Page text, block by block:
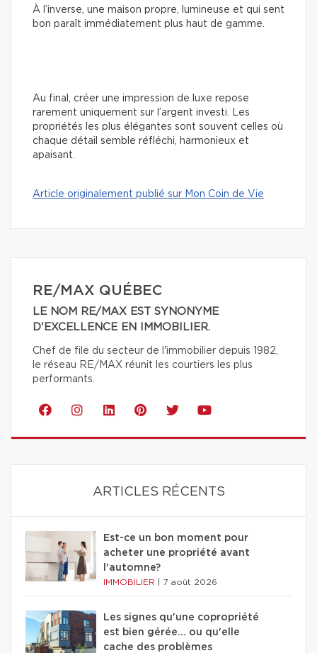
À l’inverse, une maison propre, lumineuse et qui sent
bon paraît immédiatement plus haut de gamme.
Au final, créer une impression de luxe repose
rarement uniquement sur l’argent investi. Les
propriétés les plus élégantes sont souvent celles où
chaque détail semble réfléchi, harmonieux et
apaisant.
Article originalement publié sur Mon Coin de Vie
RE/MAX QUÉBEC
LE NOM RE/MAX EST SYNONYME
D'EXCELLENCE EN IMMOBILIER.
Chef de file du secteur de l'immobilier depuis 1982,
le réseau RE/MAX réunit les courtiers les plus
performants.
ARTICLES RÉCENTS
Est-ce un bon moment pour
acheter une propriété avant
l'automne?
IMMOBILIER 7 août 2026
Les signes qu'une copropriété
est bien gérée… ou qu'elle
cache des problèmes